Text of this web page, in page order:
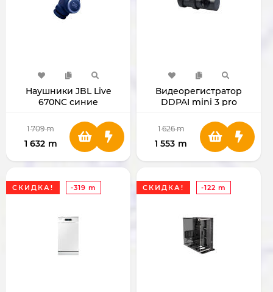
Наушники JBL Live
670NC синие
1 709 m
1 632 m
Видеорегистратор
DDPAI mini 3 pro
1 626 m
1 553 m
СКИДКА! -319 m СКИДКА! -122 m